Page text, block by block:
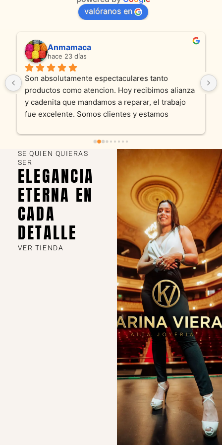
valóranos en
Anmamaca
hace 23 días
Son absolutamente espectaculares tanto
productos como atencion. Hoy recibimos alianza
y cadenita que mandamos a reparar, el trabajo
fue excelente. Somos clientes y estamos
SE QUIEN QUIERAS
SER
ELEGANCIA
ETERNA EN
CADA
DETALLE
VER TIENDA